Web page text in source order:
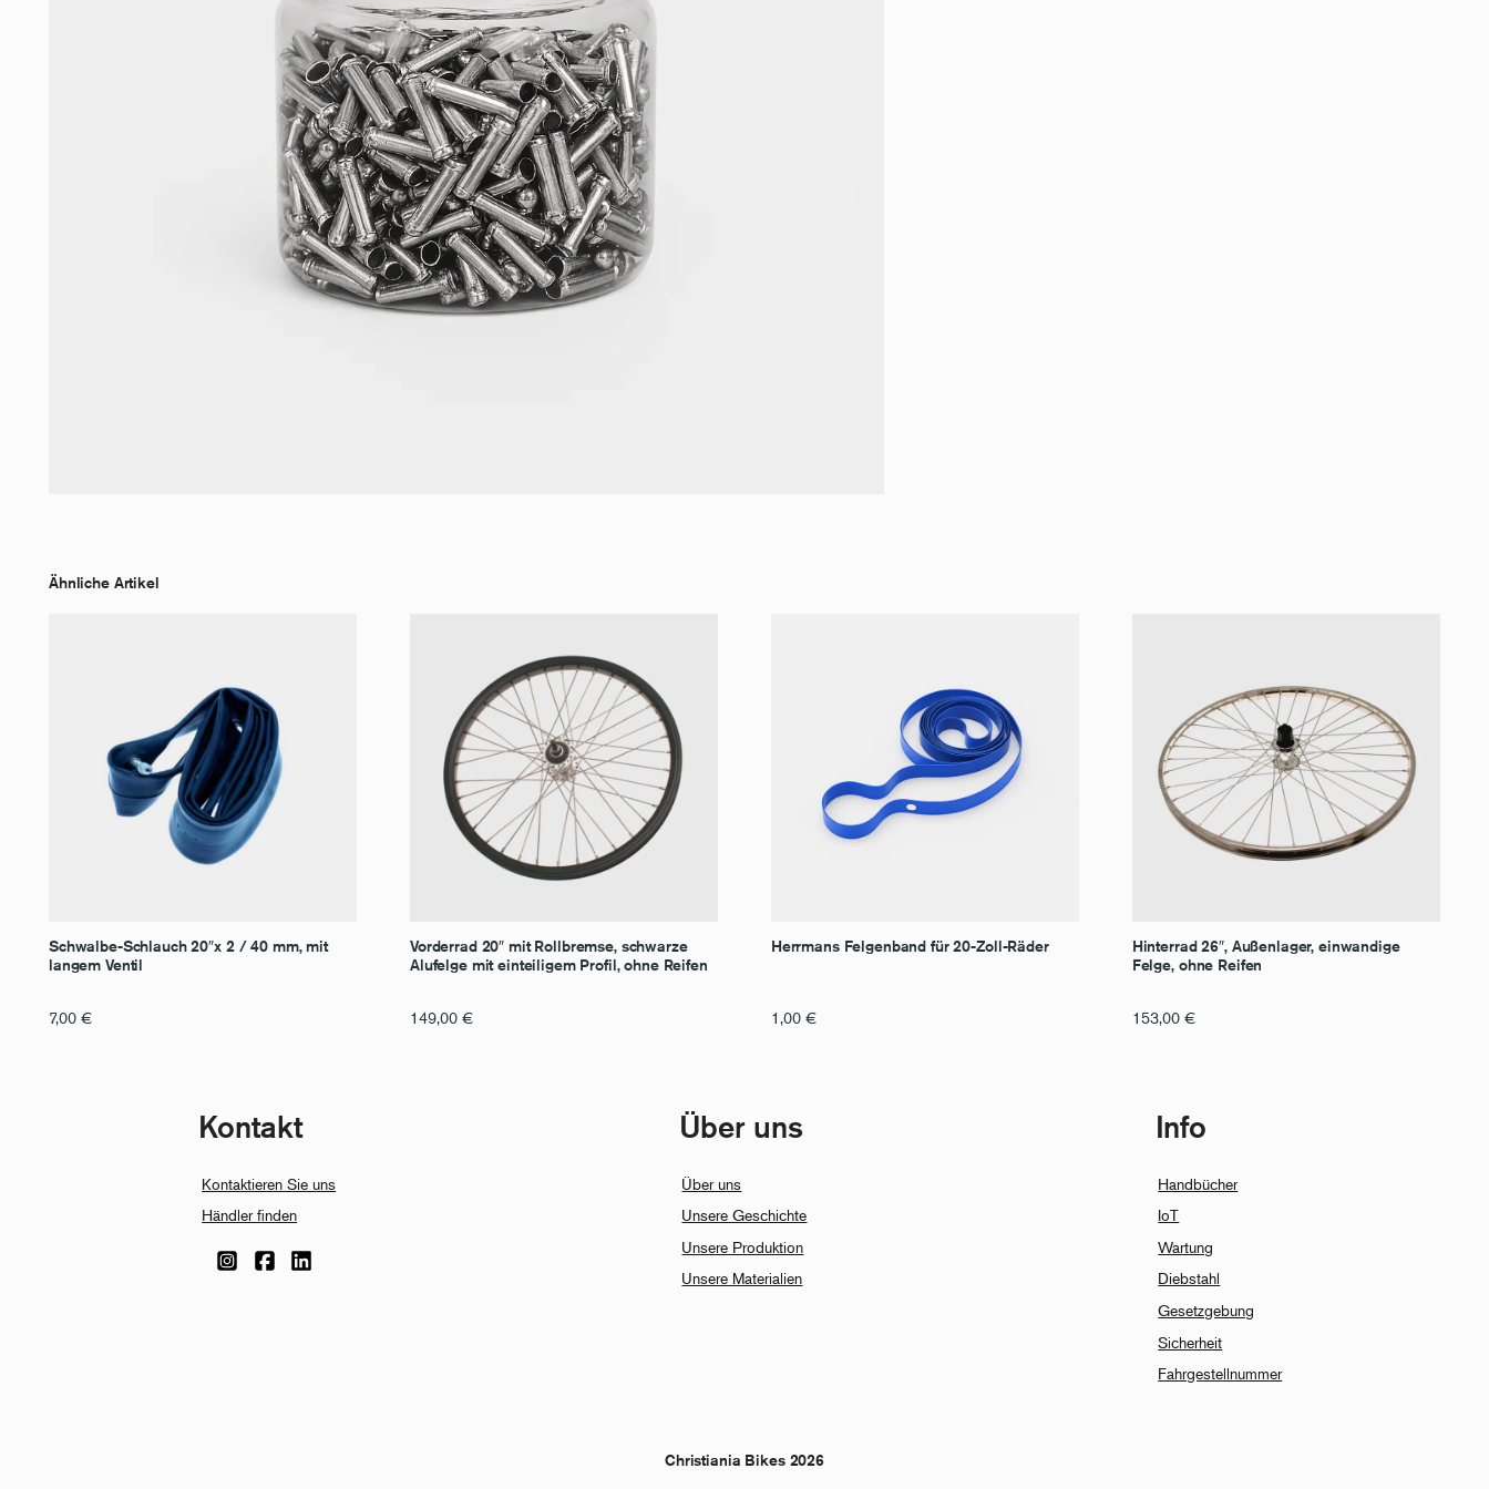
Ähnliche Artikel
Schwalbe-Schlauch 20″x 2 / 40 mm, mit
langem Ventil
7,00 €
Vorderrad 20″ mit Rollbremse, schwarze
Alufelge mit einteiligem Profil, ohne Reifen
149,00 €
Herrmans Felgenband für 20-Zoll-Räder
1,00 €
Hinterrad 26″, Außenlager, einwandige
Felge, ohne Reifen
153,00 €
Kontakt
Kontaktieren Sie uns
Händler finden
Über uns
Über uns
Unsere Geschichte
Unsere Produktion
Unsere Materialien
Info
Handbücher
IoT
Wartung
Diebstahl
Gesetzgebung
Sicherheit
Fahrgestellnummer
Christiania Bikes 2026